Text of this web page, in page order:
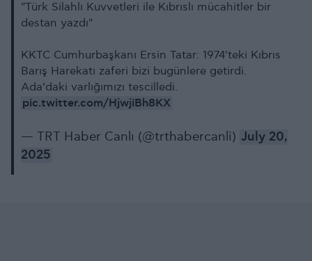
"Türk Silahlı Kuvvetleri ile Kıbrıslı mücahitler bir
destan yazdı"
KKTC Cumhurbaşkanı Ersin Tatar: 1974'teki Kıbrıs
Barış Harekatı zaferi bizi bugünlere getirdi.
Ada’daki varlığımızı tescilledi.
pic.twitter.com/HjwjiBh8KX
— TRT Haber Canlı (@trthabercanli) July 20,
2025